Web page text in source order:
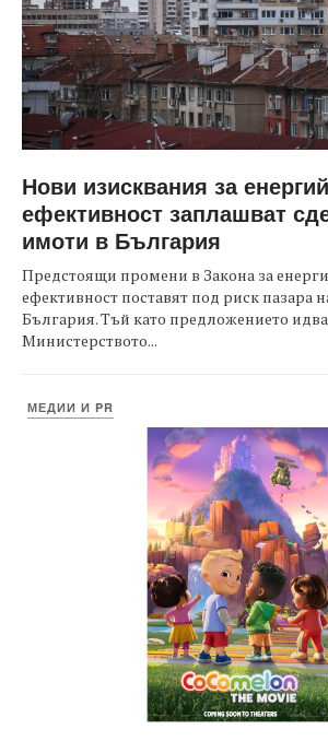
Нови изисквания за
ефективност заплашват
имоти в България
Предстоящи промени в Закона за
ефективност поставят под риск пазара
България. Тъй като предложението
Министерството...
МЕДИИ И PR